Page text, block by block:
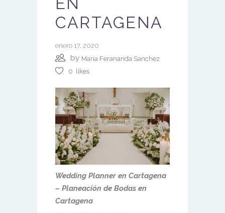
CARTAGENA
enero 17, 2020
by Maria Ferananda Sanchez
0 likes
Wedding Planner en Cartagena
– Planeación de Bodas en
Cartagena